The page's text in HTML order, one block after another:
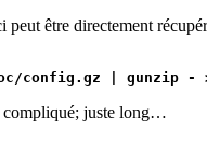
peut être directement
config.gz | gunzip
compliqué; juste long…